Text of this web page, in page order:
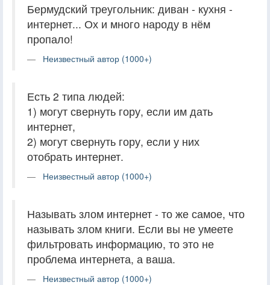
Бермудский треугольник: диван - кухня -
интернет... Ох и много народу в нём
пропало!
Неизвестный автор (1000+)
Есть 2 типа людей:
1) могут свернуть гору, если им дать
интернет,
2) могут свернуть гору, если у них
отобрать интернет.
Неизвестный автор (1000+)
Называть злом интернет - то же самое, что
называть злом книги. Если вы не умеете
фильтровать информацию, то это не
проблема интернета, а ваша.
Неизвестный автор (1000+)